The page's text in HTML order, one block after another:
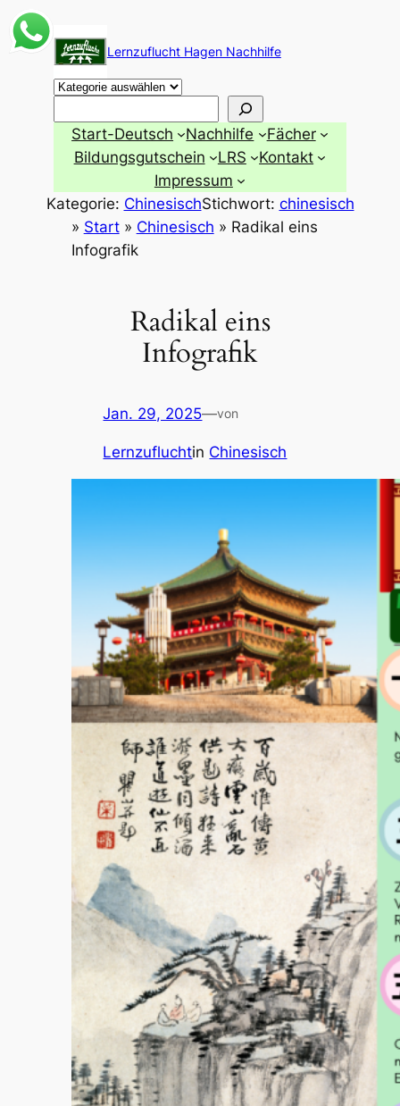
Zum
Inhalt
springen
Lernzuflucht Hagen Nachhilfe
Start-Deutsch Nachhilfe
Fächer
Bildungsgutschein
LRS
Kontakt
Impressum
Kategorie: ChinesischStichwort: chinesisch
» Start» Chinesisch » Radikal eins
Infografik
Radikal eins
Infografik
Jan. 29, 2025—von
Lernzufluchtin Chinesisch